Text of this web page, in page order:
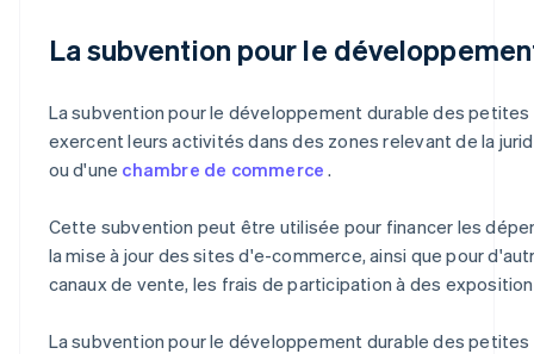
La subvention pour le
La subvention pour le développement durable des
exercent leurs activités dans des zones relevant de la
ou d'une chambre de commerce .
Cette subvention peut être utilisée pour financer les
la mise à jour des sites d'e-commerce, ainsi que pour
canaux de vente, les frais de participation à des
La subvention pour le développement durable des